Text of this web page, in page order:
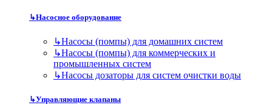
↳Насосное оборудование
↳Насосы (помпы) для домашних систем
↳Насосы (помпы) для коммерческих и
промышленных систем
↳Насосы дозаторы для систем очистки воды
↳Управляющие клапаны